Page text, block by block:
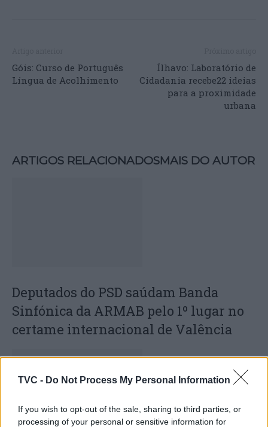
TVC - Do Not Process My Personal Information
If you wish to opt-out of the sale, sharing to third parties, or
processing of your personal or sensitive information for
Góis: Curso de Português
Língua de Acolhimento
Ílhavo: Laboratório de
Cidadania recebe22 ideias
para a proximidade
urbana
ARTIGOS RELACIONADOSMAIS DO AUTOR
Deputados do PSD saúdam Banda
Sinfónica da ARMAB pelo 1º lugar no
certame internacional de Valência